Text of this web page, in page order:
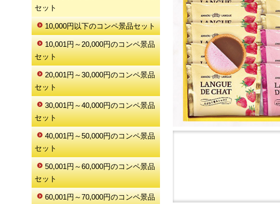
セット
10,000円以下のコンペ景品セット
10,001円～20,000円のコンペ景品
セット
20,001円～30,000円のコンペ景品
セット
30,001円～40,000円のコンペ景品
セット
40,001円～50,000円のコンペ景品
セット
50,001円～60,000円のコンペ景品
セット
60,001円～70,000円のコンペ景品